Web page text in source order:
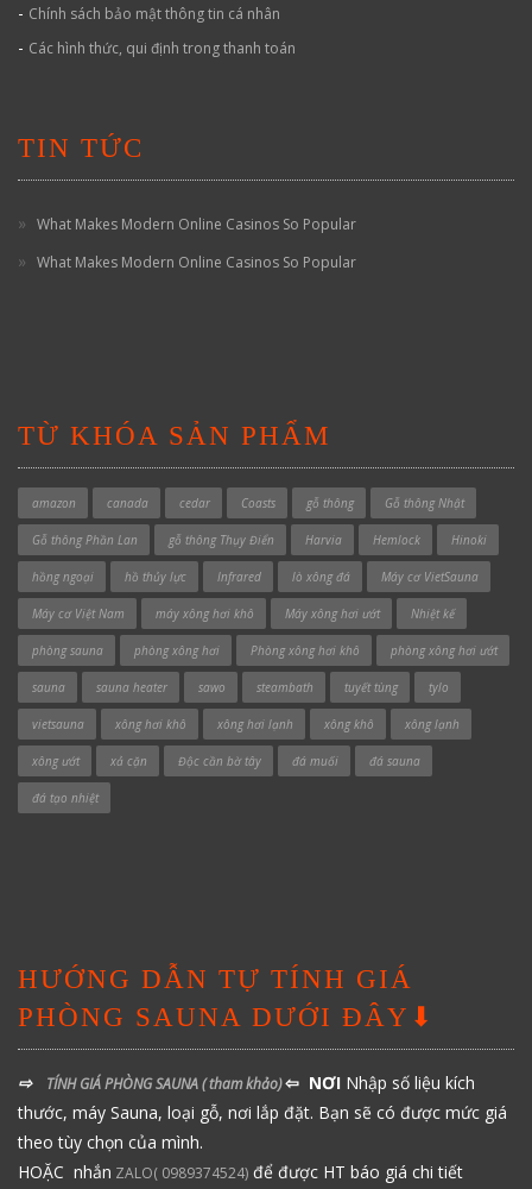
- Chính sách bảo mật thông tin cá nhân
- Các hình thức, qui định trong thanh toán
TIN TỨC
What Makes Modern Online Casinos So Popular
What Makes Modern Online Casinos So Popular
TỪ KHÓA SẢN PHẨM
amazon canada cedar Coasts gỗ thông Gỗ thông Nhật
Gỗ thông Phần Lan gỗ thông Thụy Điển Harvia Hemlock Hinoki
hồng ngoại hồ thủy lực Infrared lò xông đá Máy cơ VietSauna
Máy cơ Việt Nam máy xông hơi khô Máy xông hơi ướt Nhiệt kế
phòng sauna phòng xông hơi Phòng xông hơi khô phòng xông hơi ướt
sauna sauna heater sawo steambath tuyết tùng tylo
vietsauna xông hơi khô xông hơi lạnh xông khô xông lạnh
xông ướt xả cặn Độc cần bờ tây đá muối đá sauna
đá tạo nhiệt
HƯỚNG DẪN TỰ TÍNH GIÁ
PHÒNG SAUNA DƯỚI ĐÂY⬇
⇨ TÍNH GIÁ PHÒNG SAUNA( tham khảo)⇦ NƠI Nhập số liệu kích
thước, máy Sauna, loại gỗ, nơi lắp đặt. Bạn sẽ có được mức giá
theo tùy chọn của mình.
HOẶC nhắn ZALO( 0989374524) để được HT báo giá chi tiết